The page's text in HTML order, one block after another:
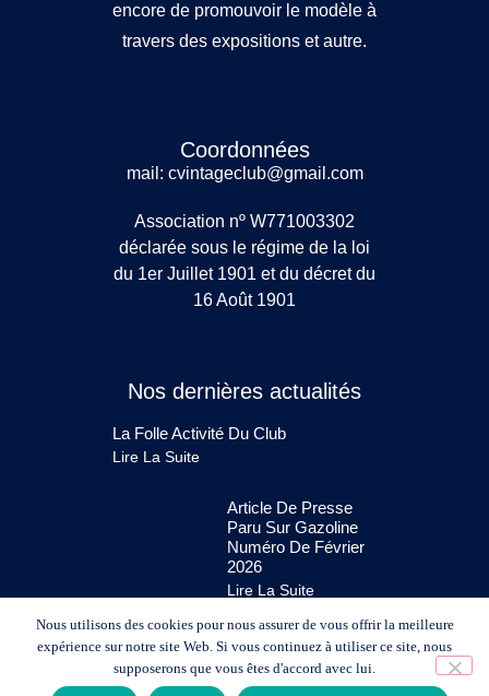
encore de promouvoir le modèle à
travers des expositions et autre.
Coordonnées
mail: cvintageclub@gmail.com
Association nº W771003302
déclarée sous le régime de la loi
du 1er Juillet 1901 et du décret du
16 Août 1901
Nos dernières actualités
La Folle Activité Du Club
Lire La Suite
Article De Presse
Paru Sur Gazoline
Numéro De Février
2026
Lire La Suite
Nous utilisons des cookies pour nous assurer de vous offrir la meilleure
expérience sur notre site Web. Si vous continuez à utiliser ce site, nous
supposerons que vous êtes d'accord avec lui.